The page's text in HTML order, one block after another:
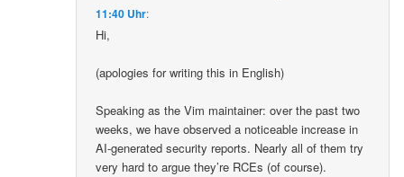
11:40 Uhr:
Hi,
(apologies for writing this in English)
Speaking as the Vim maintainer: over the past two
weeks, we have observed a noticeable increase in
AI-generated security reports. Nearly all of them try
very hard to argue they’re RCEs (of course).